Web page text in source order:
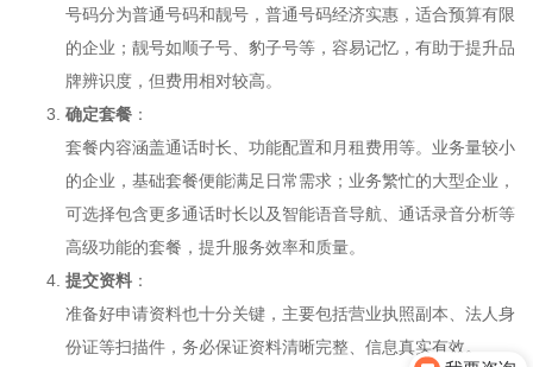
号码分为普通号码和靓号，普通号码经济实惠，适合预算有限
的企业；靓号如顺子号、豹子号等，容易记忆，有助于提升品
牌辨识度，但费用相对较高。
确定套餐 ：
套餐内容涵盖通话时长、功能配置和月租费用等。业务量较小
的企业，基础套餐便能满足日常需求；业务繁忙的大型企业，
可选择包含更多通话时长以及智能语音导航、通话录音分析等
高级功能的套餐，提升服务效率和质量。
提交资料 ：
准备好申请资料也十分关键，主要包括营业执照副本、法人身
份证等扫描件，务必保证资料清晰完整、信息真实有效。